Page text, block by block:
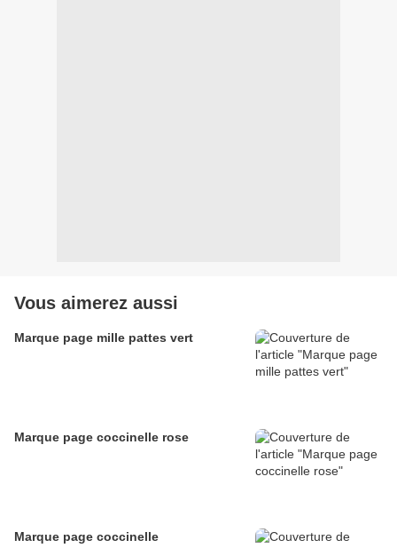
Vous aimerez aussi
Marque page mille pattes vert
Marque page coccinelle rose
Marque page coccinelle